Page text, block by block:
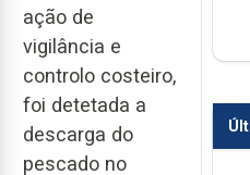
ação de
vigilância e
controlo costeiro,
foi detetada a
descarga do
pescado no